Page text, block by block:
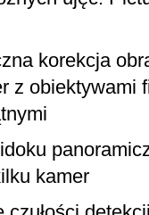
korekcja
z obiektywami
kamer